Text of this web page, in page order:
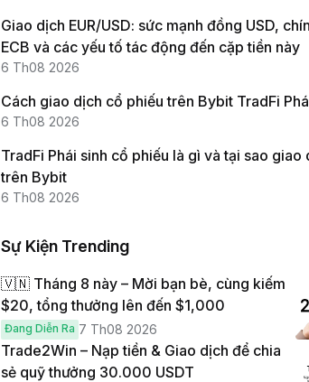
Mỗi lần hoàn thành+10
Giao dịch EUR/USD: sức mạnh đồng USD,
ECB và các yếu tố tác động đến cặp tiền này
6 Th08 2026
Cách giao dịch cổ phiếu trên Bybit TradFi
6 Th08 2026
TradFi Phái sinh cổ phiếu là gì và tại sao giao
trên Bybit
6 Th08 2026
Sự Kiện Trending
🇻🇳 Tháng 8 này – Mời bạn bè, cùng kiếm
$20, tổng thưởng lên đến $1,000
Đang Diễn Ra 7 Th08 2026
Trade2Win – Nạp tiền & Giao dịch để chia
sẻ quỹ thưởng 30.000 USDT